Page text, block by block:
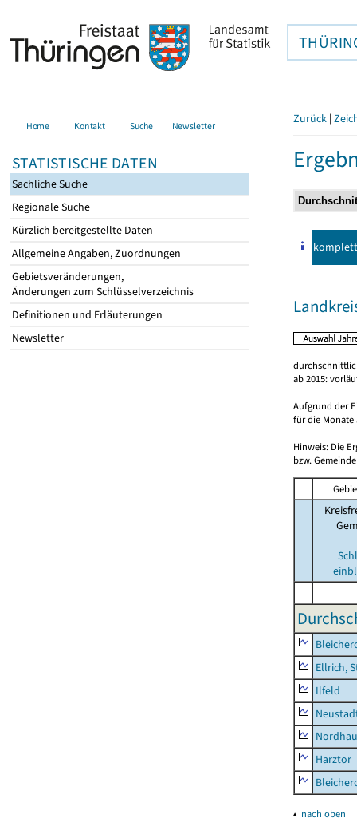
Home Kontakt Suche Newsletter
STATISTISCHE DATEN
Sachliche Suche
Regionale Suche
Kürzlich bereitgestellte Daten
Allgemeine Angaben, Zuordnungen
Gebietsveränderungen,
Änderungen zum Schlüsselverzeichnis
Definitionen und Erläuterungen
Newsletter
Zurück |
komplett
ab 2015:
Aufgrund der
für die Monate
Hinweis: Die
bzw.
Ellrich,
Ilfeld
Harztor
▴ nach oben